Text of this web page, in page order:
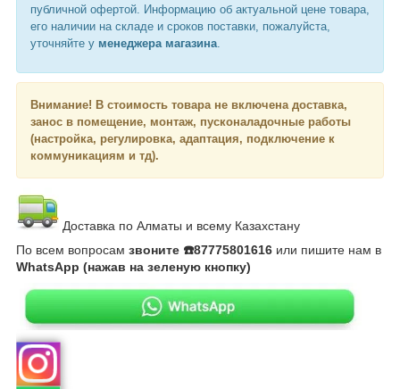
публичной офертой. Информацию об актуальной цене товара,
его наличии на складе и сроков поставки, пожалуйста,
уточняйте у менеджера магазина
Внимание! В стоимость товара не включена доставка,
занос в помещение, монтаж, пусконаладочные работы
(настройка, регулировка, адаптация, подключение к
коммуникациям и тд).
Доставка по Алматы и всему Казахстану
По всем вопросам звоните ☎️87775801616 или пишите нам в
WhatsApp (нажав на зеленую кнопку)